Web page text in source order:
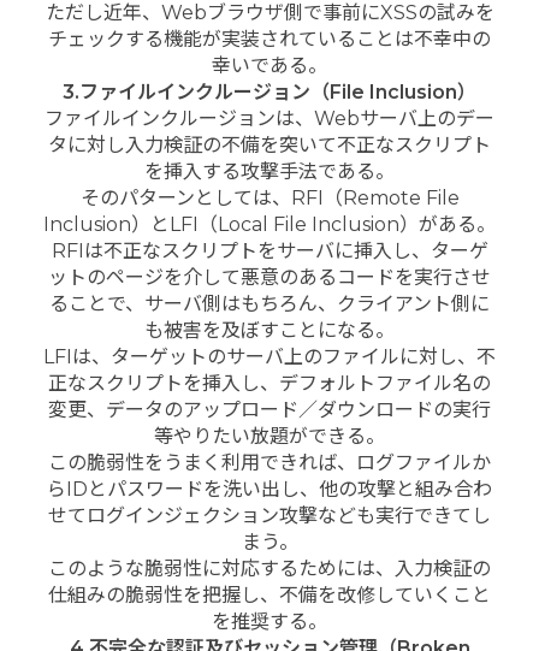
ただし近年、Webブラウザ側で事前にXSSの試みを
チェックする機能が実装されていることは不幸中の
幸いである。
3.ファイルインクルージョン（File Inclusion）
ファイルインクルージョンは、Webサーバ上のデー
タに対し入力検証の不備を突いて不正なスクリプト
を挿入する攻撃手法である。
そのパターンとしては、RFI（Remote File
Inclusion）とLFI（Local File Inclusion）がある。
RFIは不正なスクリプトをサーバに挿入し、ターゲ
ットのページを介して悪意のあるコードを実行させ
ることで、サーバ側はもちろん、クライアント側に
も被害を及ぼすことになる。
LFIは、ターゲットのサーバ上のファイルに対し、不
正なスクリプトを挿入し、デフォルトファイル名の
変更、データのアップロード／ダウンロードの実行
等やりたい放題ができる。
この脆弱性をうまく利用できれば、ログファイルか
らIDとパスワードを洗い出し、他の攻撃と組み合わ
せてログインジェクション攻撃なども実行できてし
まう。
このような脆弱性に対応するためには、入力検証の
仕組みの脆弱性を把握し、不備を改修していくこと
を推奨する。